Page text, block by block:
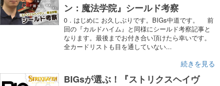
ン：魔法学院』シールド考察
0．はじめに お久しぶりです。BIGs中道です。 前
回の『カルドハイム』と同様にシールド考察記事と
なります。最後までお付き合い頂けたら幸いです。
全カードリストも目を通していない...
続きを見る
BIGsが選ぶ！『ストリクスヘイヴ